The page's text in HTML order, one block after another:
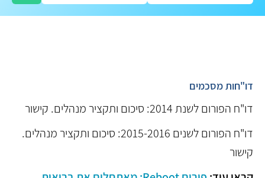
דו"חות מסכמים
דו"ח הפורום לשנת 2014: סיכום ותקציר מנהלים. קישור
דו"ח הפורום לשנים 2015-2016: סיכום ותקציר מנהלים.
קישור